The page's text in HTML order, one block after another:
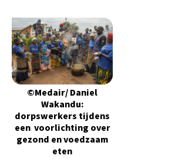
©Medair/ Daniel
Wakandu:
dorpswerkers tijdens
een voorlichting over
gezond en voedzaam
eten